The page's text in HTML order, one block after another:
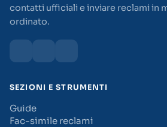
contatti ufficiali e inviare reclami in
ordinato.
SEZIONI E STRUMENTI
Guide
Fac-simile reclami